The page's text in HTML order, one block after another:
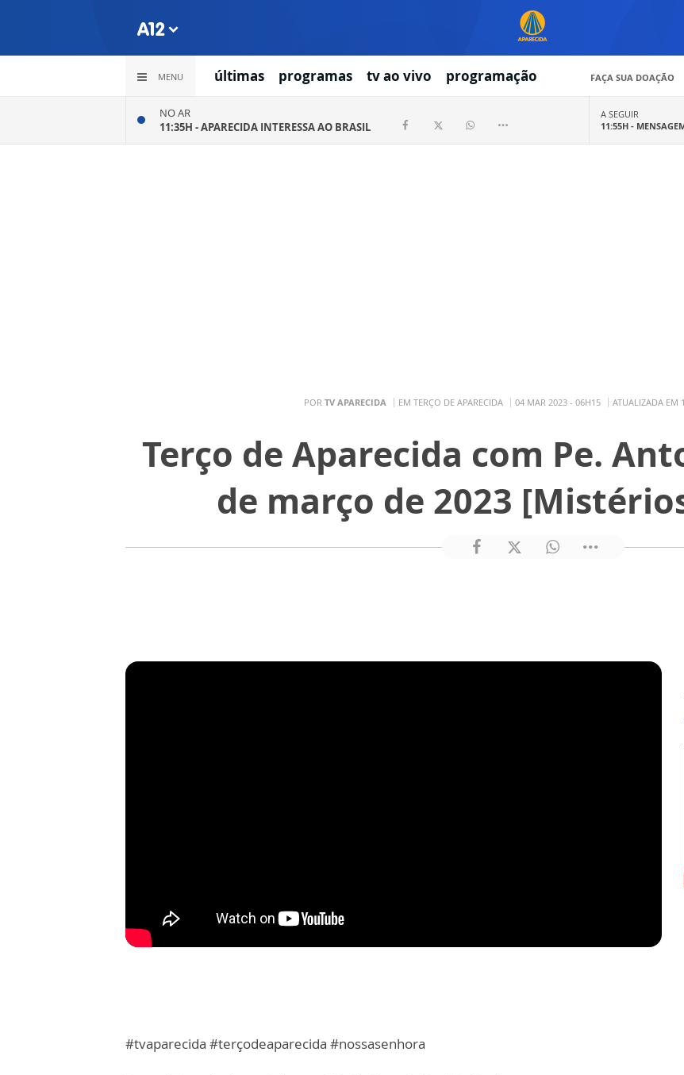
MENU últimas programas tv ao vivo programação FAÇA SUA DOAÇÃO
NO AR
11:35H -APARECIDA INTERESSA AO BRASIL
A SEGUIR
11:55H -
POR TV APARECIDA EM TERÇO DE APARECIDA 04 MAR 2023 - 06H15 ATUALIZADA EM
Terço de Aparecida com Pe.
de março de 2023
#tvaparecida #terçodeaparecida #nossasenhora